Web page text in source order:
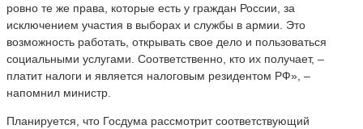
ровно те же права, которые есть у граждан России, за
исключением участия в выборах и службы в армии. Это
возможность работать, открывать свое дело и пользоваться
социальными услугами. Соответственно, кто их получает, –
платит налоги и является налоговым резидентом РФ», –
напомнил министр.
Планируется, что Госдума рассмотрит соответствующий